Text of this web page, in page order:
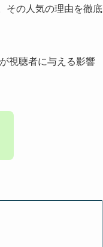
その人気の理由を徹底
視聴者に与える影響